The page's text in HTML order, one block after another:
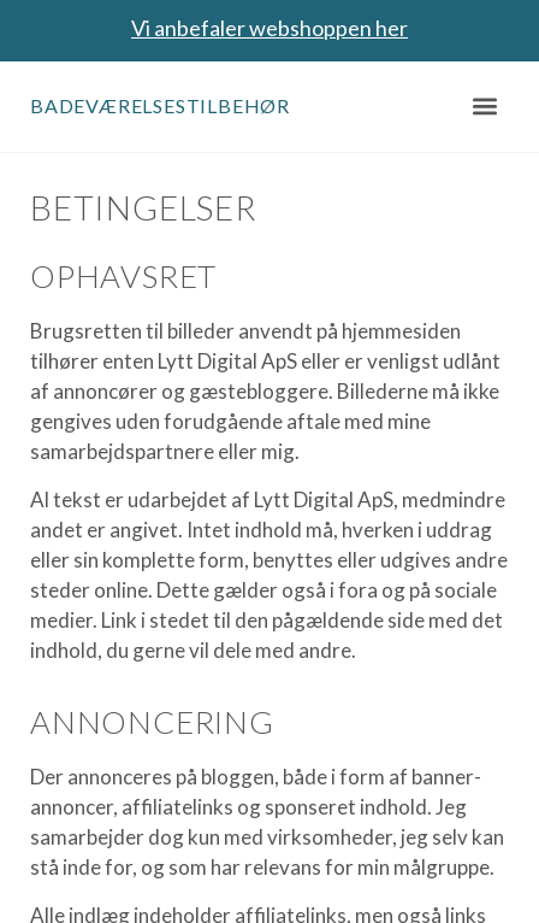
Vi anbefaler webshoppen her
BADEVÆRELSESTILBEHØR
BETINGELSER
OPHAVSRET
Brugsretten til billeder anvendt på hjemmesiden
tilhører enten Lytt Digital ApS eller er venligst udlånt
af annoncører og gæstebloggere. Billederne må ikke
gengives uden forudgående aftale med mine
samarbejdspartnere eller mig.
Al tekst er udarbejdet af Lytt Digital ApS, medmindre
andet er angivet. Intet indhold må, hverken i uddrag
eller sin komplette form, benyttes eller udgives andre
steder online. Dette gælder også i fora og på sociale
medier. Link i stedet til den pågældende side med det
indhold, du gerne vil dele med andre.
ANNONCERING
Der annonceres på bloggen, både i form af banner-
annoncer, affiliatelinks og sponseret indhold. Jeg
samarbejder dog kun med virksomheder, jeg selv kan
stå inde for, og som har relevans for min målgruppe.
Alle indlæg indeholder affiliatelinks, men også links